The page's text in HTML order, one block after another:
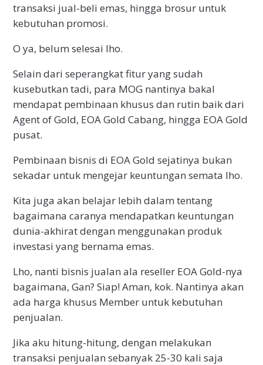
transaksi jual-beli emas, hingga brosur untuk
kebutuhan promosi.
O ya, belum selesai lho.
Selain dari seperangkat fitur yang sudah
kusebutkan tadi, para MOG nantinya bakal
mendapat pembinaan khusus dan rutin baik dari
Agent of Gold, EOA Gold Cabang, hingga EOA Gold
pusat.
Pembinaan bisnis di EOA Gold sejatinya bukan
sekadar untuk mengejar keuntungan semata lho.
Kita juga akan belajar lebih dalam tentang
bagaimana caranya mendapatkan keuntungan
dunia-akhirat dengan menggunakan produk
investasi yang bernama emas.
Lho, nanti bisnis jualan ala reseller EOA Gold-nya
bagaimana, Gan? Siap! Aman, kok. Nantinya akan
ada harga khusus Member untuk kebutuhan
penjualan.
Jika aku hitung-hitung, dengan melakukan
transaksi penjualan sebanyak 25-30 kali saja